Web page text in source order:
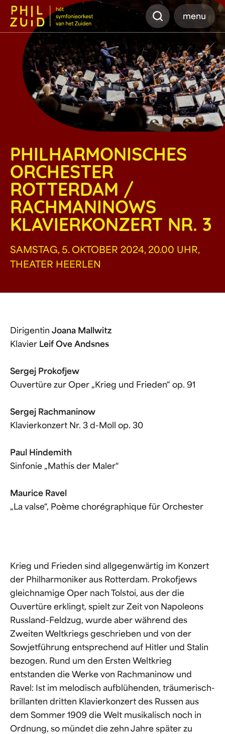
Zoeken
menu
PHILHARMONISCHES
ORCHESTER
ROTTERDAM /
RACHMANINOWS
KLAVIERKONZERT NR. 3
SAMSTAG, 5. OKTOBER 2024, 20.00 UHR,
THEATER HEERLEN
Dirigentin Joana Mallwitz
Klavier Leif Ove Andsnes
Sergej Prokofjew
Ouvertüre zur Oper „Krieg und Frieden“ op. 91
Sergej Rachmaninow
Klavierkonzert Nr. 3 d-Moll op. 30
Paul Hindemith
Sinfonie „Mathis der Maler“
Maurice Ravel
„La valse“, Poème chorégraphique für Orchester
Krieg und Frieden sind allgegenwärtig im Konzert
der Philharmoniker aus Rotterdam. Prokofjews
gleichnamige Oper nach Tolstoi, aus der die
Ouvertüre erklingt, spielt zur Zeit von Napoleons
Russland-Feldzug, wurde aber während des
Zweiten Weltkriegs geschrieben und von der
Sowjetführung entsprechend auf Hitler und Stalin
bezogen. Rund um den Ersten Weltkrieg
entstanden die Werke von Rachmaninow und
Ravel: Ist im melodisch aufblühenden, träumerisch-
brillanten dritten Klavierkonzert des Russen aus
dem Sommer 1909 die Welt musikalisch noch in
Ordnung, so mündet die zehn Jahre später zu